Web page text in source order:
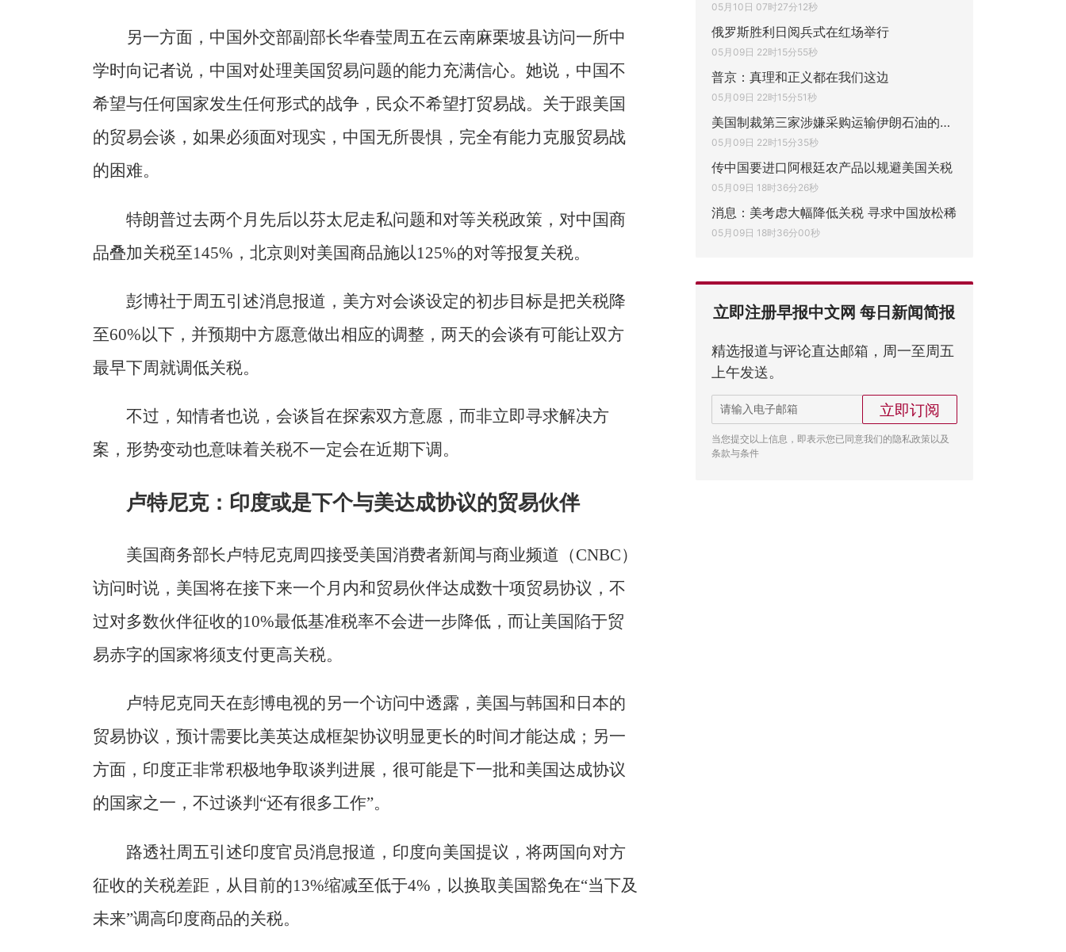
另一方面，中国外交部副部长华春莹周五在云南麻栗坡县访问一所中
学时向记者说，中国对处理美国贸易问题的能力充满信心。她说，中国不
希望与任何国家发生任何形式的战争，民众不希望打贸易战。关于跟美国
的贸易会谈，如果必须面对现实，中国无所畏惧，完全有能力克服贸易战
的困难。
特朗普过去两个月先后以芬太尼走私问题和对等关税政策，对中国商
品叠加关税至145%，北京则对美国商品施以125%的对等报复关税。
彭博社于周五引述消息报道，美方对会谈设定的初步目标是把关税降
至60%以下，并预期中方愿意做出相应的调整，两天的会谈有可能让双方
最早下周就调低关税。
不过，知情者也说，会谈旨在探索双方意愿，而非立即寻求解决方
案，形势变动也意味着关税不一定会在近期下调。
卢特尼克：印度或是下个与美达成协议的贸易伙伴
美国商务部长卢特尼克周四接受美国消费者新闻与商业频道（CNBC）
访问时说，美国将在接下来一个月内和贸易伙伴达成数十项贸易协议，不
过对多数伙伴征收的10%最低基准税率不会进一步降低，而让美国陷于贸
易赤字的国家将须支付更高关税。
卢特尼克同天在彭博电视的另一个访问中透露，美国与韩国和日本的
贸易协议，预计需要比美英达成框架协议明显更长的时间才能达成；另一
方面，印度正非常积极地争取谈判进展，很可能是下一批和美国达成协议
的国家之一，不过谈判“还有很多工作”。
路透社周五引述印度官员消息报道，印度向美国提议，将两国向对方
征收的关税差距，从目前的13%缩减至低于4%，以换取美国豁免在“当下及
未来”调高印度商品的关税。
05月10日 07时27分12秒
俄罗斯胜利日阅兵式在红场举行
05月09日 22时15分55秒
普京：真理和正义都在我们这边
05月09日 22时15分51秒
美国制裁第三家涉嫌采购运输伊朗石油的中国
05月09日 22时15分35秒
传中国要进口阿根廷农产品以规避美国关税
05月09日 18时36分26秒
消息：美考虑大幅降低关税 寻求中国放松稀
05月09日 18时36分00秒
立即注册早报中文网 每日新闻简报
精选报道与评论直达邮箱，周一至周五
上午发送。
立即订阅
当您提交以上信息，即表示您已同意我们的隐私政策以及
条款与条件